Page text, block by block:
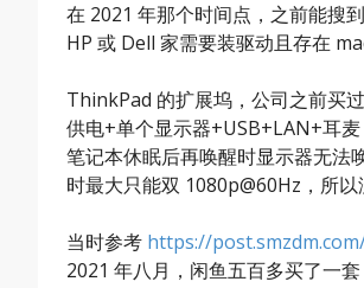
在 2021 年那个时间点，之前能搜
HP 或 Dell 家需要装驱动且存在
ThinkPad 的扩展坞，公司之前买
供电+单个显示器+USB+LAN+耳
笔记本休眠后再唤醒时显示器无法
时最大只能双 1080p@60Hz，所
当时参考 https://
2021 年八月，闲鱼五百多买了一